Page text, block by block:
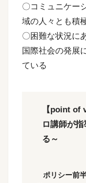
〇コミュニケー
域の人々とも積
〇困難な状況に
国際社会の発展
ている
【point of
ロ講師が
る～
ポリシー前